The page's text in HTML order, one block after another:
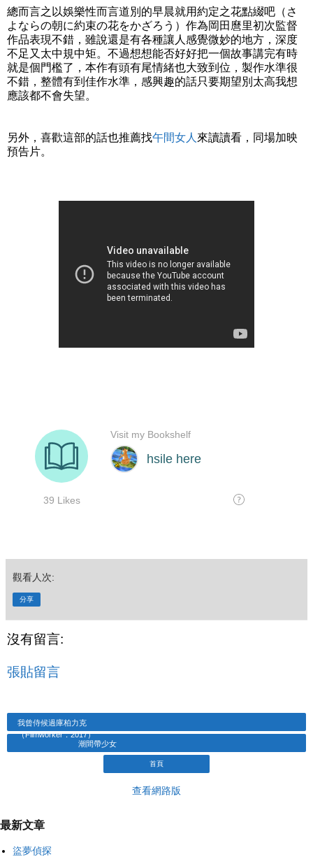
總而言之以娛樂性而言道別的早晨就用約定之花點綴吧（さ
よならの朝に約束の花をかざろう）作為岡田麿里初次監督
作品表現不錯，雖說還是有各種讓人感覺微妙的地方，深度
不足又太中規中矩。不過想想能否好好把一個故事講完有時
就是個門檻了，本作有頭有尾情緒也大致到位，製作水準很
不錯，整體有到佳作水準，感興趣的話只要期望別太高我想
應該都不會失望。
另外，喜歡這部的話也推薦找午間女人 來讀讀看，同場加映
預告片。
觀看人次:
分享
沒有留言:
張貼留言
我曾侍候過庫柏力克
（Filmworker．2017）
潮間帶少女
首頁
查看網路版
最新文章
盜夢偵探